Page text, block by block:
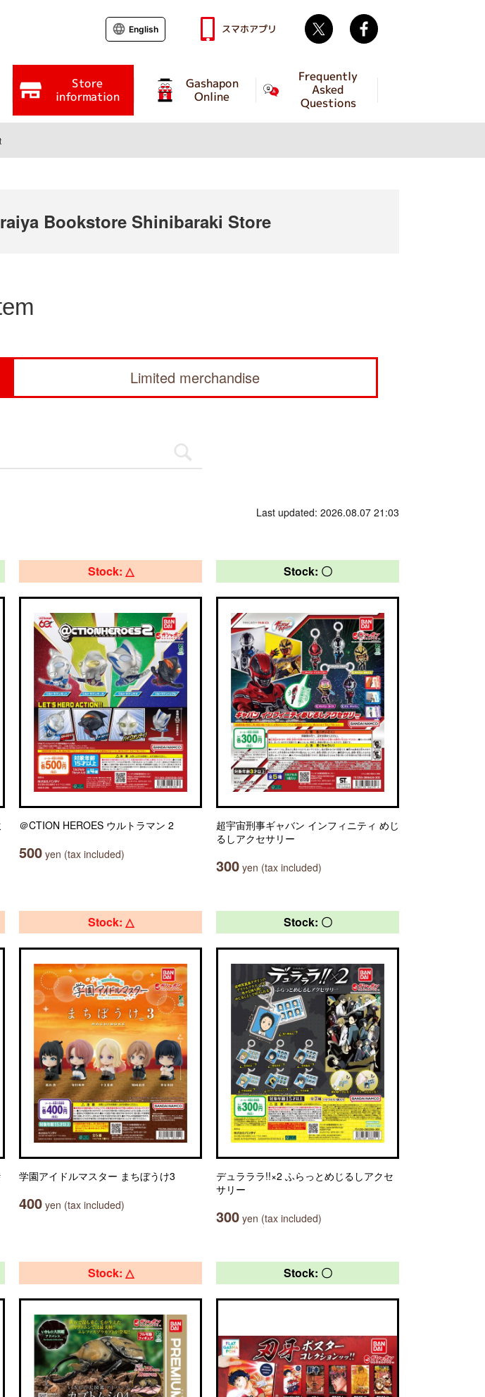
Store
information
Gashapon
Online
Frequently
Asked
Questions
English スマホアプリ Twitter
Bookstore Shinibaraki Store
Limited merchandise
Last updated: 2026.08.07 21:03
Stock: △
＠CTION HEROES ウルトラマン 2
500 yen (tax included)
Stock: 〇
超宇宙刑事ギャバン インフィニティ めじ
るしアクセサリー
300 yen (tax included)
Stock: △
学園アイドルマスター まちぼうけ3
400 yen (tax included)
Stock: 〇
デュラララ!!×2 ふらっとめじるしアクセ
サリー
300 yen (tax included)
Stock: △ Stock: 〇